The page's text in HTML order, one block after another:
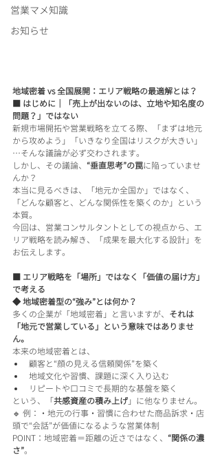
営業マメ知識
お知らせ
地域密着 vs 全国展開：エリア戦略の最適解とは？
■ はじめに｜「売上が出ないのは、立地や知名度の
問題？」ではない
新規市場開拓や営業戦略を立てる際、「まずは地元
から攻めよう」「いきなり全国はリスクが大きい」
…そんな議論が必ず交わされます。
しかし、その議論、 “垂直思考”の罠に陥っていませ
んか？
本当に見るべきは、「地元か全国か」ではなく、
「どんな顧客と、どんな関係性を築くのか」という
本質。
今回は、営業コンサルタントとしての視点から、エ
リア戦略を読み解き、「成果を最大化する設計」を
お伝えします。
■ エリア戦略を「場所」ではなく「価値の届け方」
で考える
◆ 地域密着型の“強み”とは何か？
多くの企業が「地域密着」と言いますが、 それは
「地元で営業している」という意味ではありませ
ん。
本来の地域密着とは、
顧客と“顔の見える信頼関係”を築く
地域文化や習慣、課題に深く入り込む
リピートや口コミで長期的な基盤を築く
という、「共感資産の積み上げ」に他なりません。
🔹 例：・地元の行事・習慣に合わせた商品訴求・店
頭で“会話”が価値になるような営業体制
POINT：地域密着＝距離の近さではなく、 “関係の濃
さ”。